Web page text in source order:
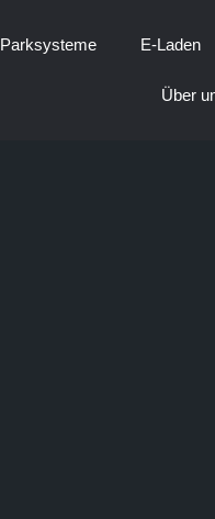
Parksysteme E-Laden
Über